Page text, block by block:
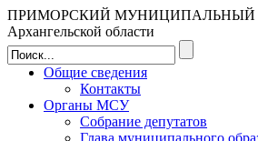
ПРИМОРСКИЙ МУНИЦИПАЛЬНЫЙ
Архангельской области
Общие сведения
Контакты
Органы МСУ
Собрание депутатов
Глава муниципального